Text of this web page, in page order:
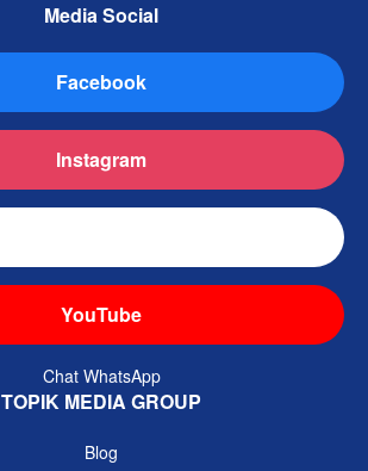
Media Social
Facebook
Instagram
YouTube
Chat WhatsApp
TOPIK MEDIA GROUP
Blog